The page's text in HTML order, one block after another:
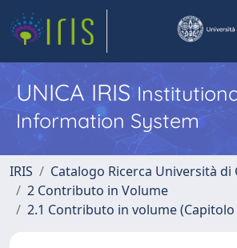
UNICA IRIS
Information System
IRIS
Catalogo Ricerca Università di
2 Contributo in Volume
2.1 Contributo in volume (Capitolo